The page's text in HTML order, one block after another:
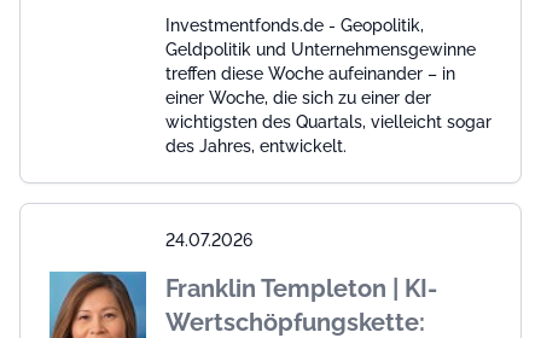
Investmentfonds.de - Geopolitik,
Geldpolitik und Unternehmensgewinne
treffen diese Woche aufeinander – in
einer Woche, die sich zu einer der
wichtigsten des Quartals, vielleicht sogar
des Jahres, entwickelt.
24.07.2026
Franklin Templeton | KI-
Wertschöpfungskette: